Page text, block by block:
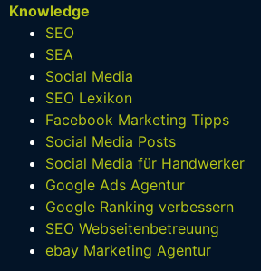
Knowledge
SEO
SEA
Social Media
SEO Lexikon
Facebook Marketing Tipps
Social Media Posts
Social Media für Handwerker
Google Ads Agentur
Google Ranking verbessern
SEO Webseitenbetreuung
ebay Marketing Agentur